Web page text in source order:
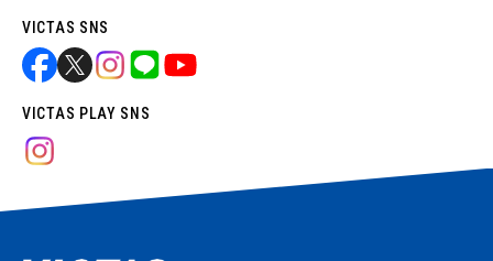
VICTAS SNS
VICTAS PLAY SNS